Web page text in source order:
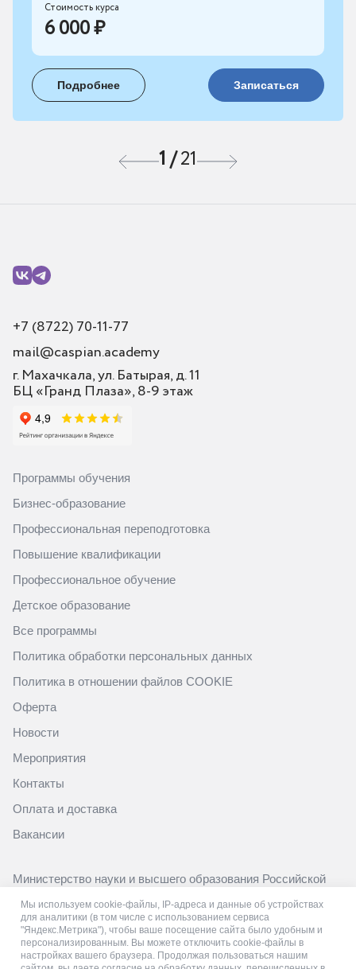
1 /21
Стоимость курса
6 000 ₽
Подробнее Записаться
Мы используем cookie-файлы, IP-адреса и данные об устройствах
для аналитики (в том числе с использованием сервиса
"Яндекс.Метрика"), чтобы ваше посещение сайта было удобным и
персонализированным. Вы можете отключить cookie-файлы в
настройках вашего браузера. Продолжая пользоваться нашим
+7 (8722) 70-11-77
mail@caspian.academy
г. Махачкала, ул. Батырая, д. 11
БЦ «Гранд Плаза», 8-9 этаж
Программы обучения
Бизнес-образование
Профессиональная переподготовка
Повышение квалификации
Профессиональное обучение
Детское образование
Все программы
Политика обработки персональных данных
Политика в отношении файлов COOKIE
Оферта
Новости
Мероприятия
Контакты
Оплата и доставка
Вакансии
Министерство науки и высшего образования Российской
https://minobrnauki.gov.ru/
Министерство просвещения Российской Федерации
https://edu.gov.ru/